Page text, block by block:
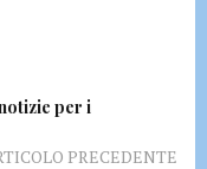
per i
PRECEDENTE